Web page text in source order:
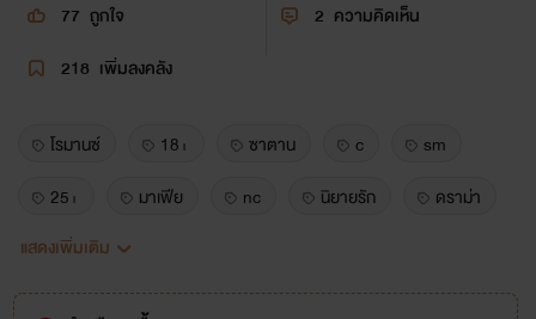
77 ถูกใจ 2 ความคิดเห็น
218 เพิ่มลงคลัง
โรมานซ์ 18+ ซาตาน c
sm
25+
มาเฟีย nc นิยายรัก
ดราม่า
นิยายรักโรแมนติก
porn
ร่าน sextoy หื่น
รุม
แสดงเพิ่มเติม